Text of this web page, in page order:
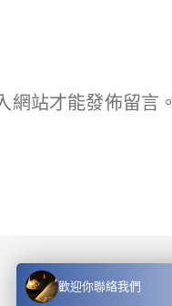
網站才能發佈留言。
歡迎你聯絡我們